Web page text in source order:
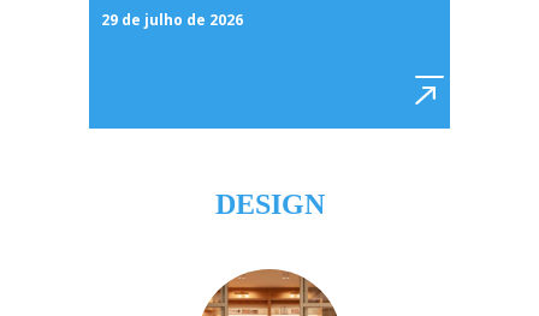
29 de julho de 2026
DESIGN